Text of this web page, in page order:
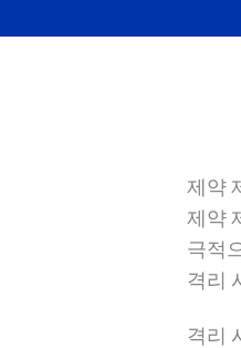
제약
제약
극적
격리
격리